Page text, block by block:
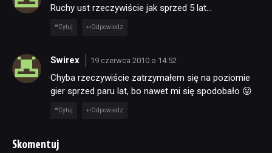
Ruchy ust rzeczywiście jak sprzed 5 lat…
Cytuj Odpowiedz
Swirex 19 czerwca 2010 o 14:52
Chyba rzeczywiście zatrzymałem się na poziomie
gier sprzed paru lat, bo nawet mi się spodobało 😛
Cytuj Odpowiedz
Skomentuj